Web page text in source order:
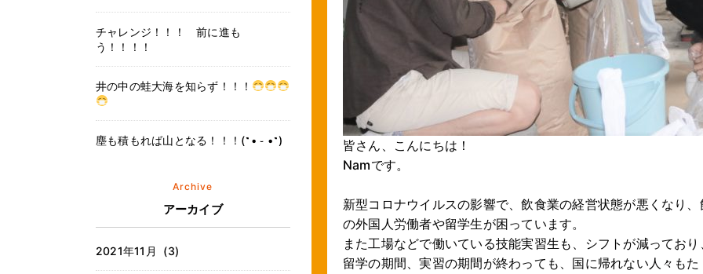
チャレンジ！！！ 前に進も
う！！！！
井の中の蛙大海を知らず！！！
塵も積もれば山となる！！！(˶• ֊ •˶)
Archive
アーカイブ
2021年11月 (3)
皆さん、こんにちは！
Namです。
新型コロナウイルスの影響で、飲食業の経営状態が悪くなり
の外国人労働者や留学生が困っています。
また工場などで働いている技能実習生も、シフトが減ってお
留学の期間、実習の期間が終わっても、国に帰れない人々も